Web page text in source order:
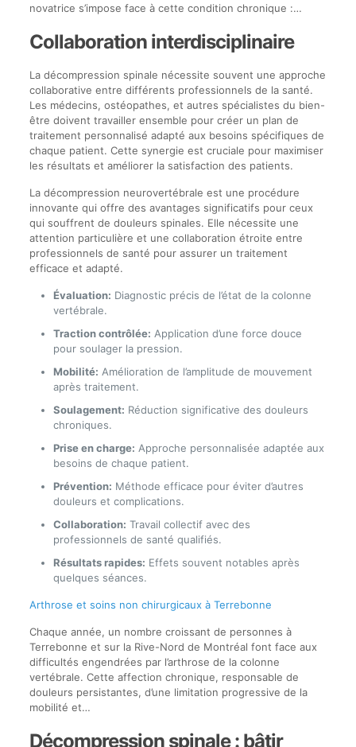
novatrice s’impose face à cette condition chronique :…
Collaboration interdisciplinaire
La décompression spinale nécessite souvent une approche
collaborative entre différents professionnels de la santé.
Les médecins, ostéopathes, et autres spécialistes du bien-
être doivent travailler ensemble pour créer un plan de
traitement personnalisé adapté aux besoins spécifiques de
chaque patient. Cette synergie est cruciale pour maximiser
les résultats et améliorer la satisfaction des patients.
La décompression neurovertébrale est une procédure
innovante qui offre des avantages significatifs pour ceux
qui souffrent de douleurs spinales. Elle nécessite une
attention particulière et une collaboration étroite entre
professionnels de santé pour assurer un traitement
efficace et adapté.
Évaluation: Diagnostic précis de l’état de la colonne
vertébrale.
Traction contrôlée: Application d’une force douce
pour soulager la pression.
Mobilité: Amélioration de l’amplitude de mouvement
après traitement.
Soulagement: Réduction significative des douleurs
chroniques.
Prise en charge: Approche personnalisée adaptée aux
besoins de chaque patient.
Prévention: Méthode efficace pour éviter d’autres
douleurs et complications.
Collaboration: Travail collectif avec des
professionnels de santé qualifiés.
Résultats rapides: Effets souvent notables après
quelques séances.
Arthrose et soins non chirurgicaux à Terrebonne
Chaque année, un nombre croissant de personnes à
Terrebonne et sur la Rive-Nord de Montréal font face aux
difficultés engendrées par l’arthrose de la colonne
vertébrale. Cette affection chronique, responsable de
douleurs persistantes, d’une limitation progressive de la
mobilité et…
Décompression spinale : bâtir